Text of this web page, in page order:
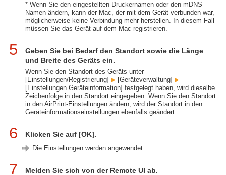
* Wenn Sie den eingestellten Druckernamen oder den mDNS
Namen ändern, kann der Mac, der mit dem Gerät verbunden war,
möglicherweise keine Verbindung mehr herstellen. In diesem Fall
müssen Sie das Gerät auf dem Mac registrieren.
5
Geben Sie bei Bedarf den Standort sowie die Länge
und Breite des Geräts ein.
Wenn Sie den Standort des Geräts unter
[Einstellungen/Registrierung]
[Geräteverwaltung]
[Einstellungen Geräteinformation] festgelegt haben, wird dieselbe
Zeichenfolge in den Standort eingegeben. Wenn Sie den Standort
in den AirPrint-Einstellungen ändern, wird der Standort in den
Geräteinformationseinstellungen ebenfalls geändert.
6 Klicken Sie auf [OK].
Die Einstellungen werden angewendet.
7 Melden Sie sich von der Remote UI ab.